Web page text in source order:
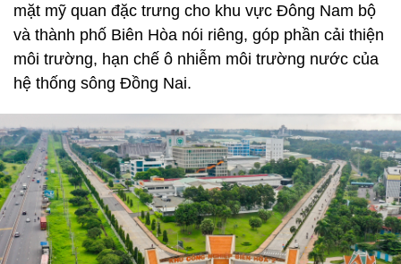
mặt mỹ quan đặc trưng cho khu vực Đông Nam bộ
và thành phố Biên Hòa nói riêng, góp phần cải thiện
môi trường, hạn chế ô nhiễm môi trường nước của
hệ thống sông Đồng Nai.